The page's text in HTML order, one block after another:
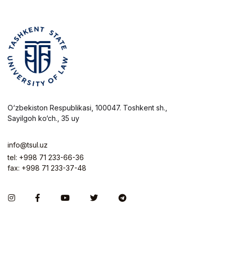
O‘zbekiston Respublikasi, 100047. Toshkent sh.,
Sayilgoh ko‘ch., 35 uy
info@tsul.uz
tel: +998 71 233-66-36
fax: +998 71 233-37-48